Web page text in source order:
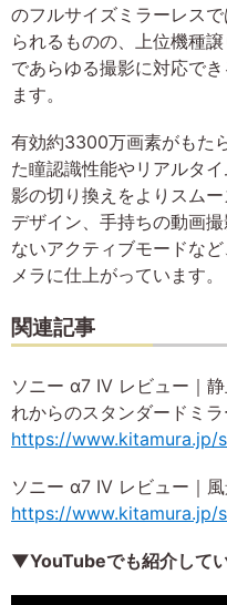
のフルサイズミラーレス
られるものの、上位機種
であらゆる撮影に対応で
ます。
有効約3300万画素がもた
た瞳認識性能やリアルタ
影の切り換えをよりスム
デザイン、手持ちの動画
ないアクティブモードな
メラに仕上がっています。
関連記事
ソニー α7 IV レビュー｜
れからのスタンダードミラ
https://www.kitamura.jp/
ソニー α7 IV レビュー｜
https://
▼YouTubeでも紹介して